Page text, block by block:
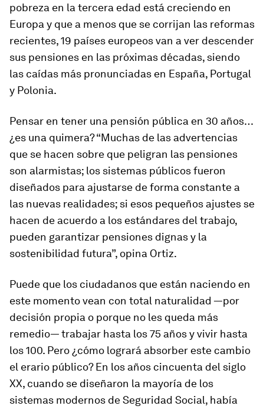
pobreza en la tercera edad está creciendo en
Europa y que a menos que se corrijan las reformas
recientes, 19 países europeos van a ver descender
sus pensiones en las próximas décadas, siendo
las caídas más pronunciadas en España, Portugal
y Polonia.
Pensar en tener una pensión pública en 30 años…
¿es una quimera? “Muchas de las advertencias
que se hacen sobre que peligran las pensiones
son alarmistas; los sistemas públicos fueron
diseñados para ajustarse de forma constante a
las nuevas realidades; si esos pequeños ajustes se
hacen de acuerdo a los estándares del trabajo,
pueden garantizar pensiones dignas y la
sostenibilidad futura”, opina Ortiz.
Puede que los ciudadanos que están naciendo en
este momento vean con total naturalidad —por
decisión propia o porque no les queda más
remedio— trabajar hasta los 75 años y vivir hasta
los 100. Pero ¿cómo logrará absorber este cambio
el erario público? En los años cincuenta del siglo
XX, cuando se diseñaron la mayoría de los
sistemas modernos de Seguridad Social, había